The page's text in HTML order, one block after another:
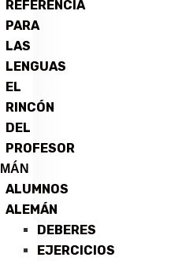
REFERENCIA
PARA
LAS
LENGUAS
EL
RINCÓN
DEL
PROFESOR
ALUMNOS
ALEMÁN
DEBERES
EJERCICIOS